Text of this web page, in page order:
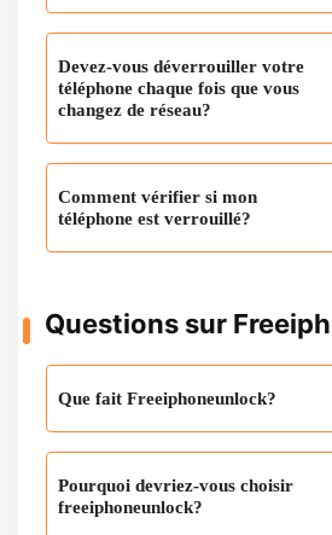
Devez-vous déverrouiller votre
téléphone chaque fois que vous
changez de réseau?
Comment vérifier si mon
téléphone est verrouillé?
Questions sur
Que fait Freeiphoneunlock?
Pourquoi devriez-vous choisir
freeiphoneunlock?